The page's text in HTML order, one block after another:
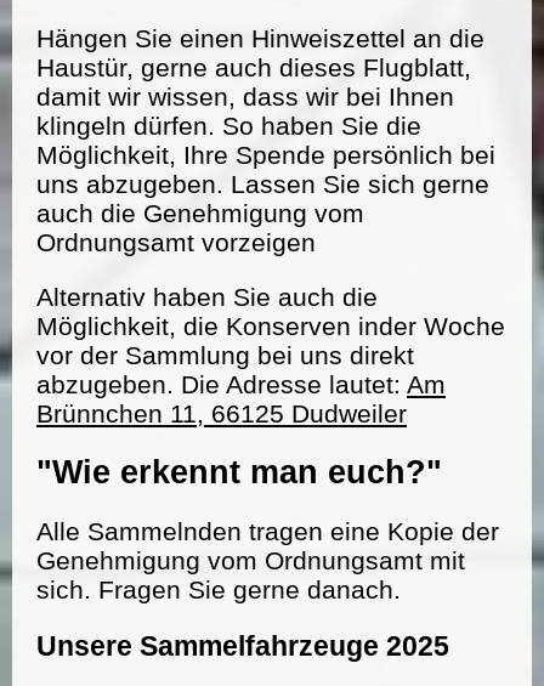
Hängen Sie einen Hinweiszettel an die
Haustür, gerne auch dieses Flugblatt,
damit wir wissen, dass wir bei Ihnen
klingeln dürfen. So haben Sie die
Möglichkeit, Ihre Spende persönlich bei
uns abzugeben. Lassen Sie sich gerne
auch die Genehmigung vom
Ordnungsamt vorzeigen
Alternativ haben Sie auch die
Möglichkeit, die Konserven inder Woche
vor der Sammlung bei uns direkt
abzugeben. Die Adresse lautet: Am
Brünnchen 11, 66125 Dudweiler
"Wie erkennt man euch?"
Alle Sammelnden tragen eine Kopie der
Genehmigung vom Ordnungsamt mit
sich. Fragen Sie gerne danach.
Unsere Sammelfahrzeuge 2025